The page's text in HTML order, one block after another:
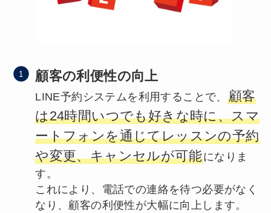
顧客の利便性の向上
LINE予約システムを利用することで、 顧客
は24時間いつでも好きな時に、スマ
ートフォンを通じてレッスンの予約
や変更、キャンセルが可能になりま
す。
これにより、電話での連絡を待つ必要がなく
なり、顧客の利便性が大幅に向上します。